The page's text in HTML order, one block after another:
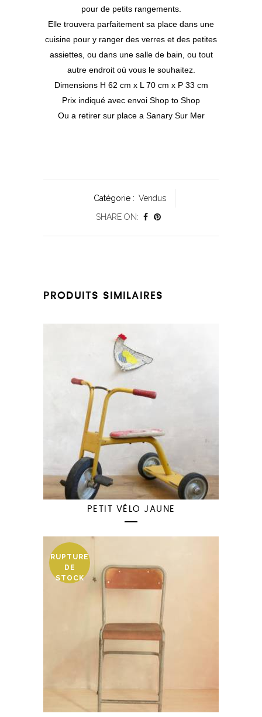
pour de petits rangements.
Elle trouvera parfaitement sa place dans une
cuisine pour y ranger des verres et des petites
assiettes, ou dans une salle de bain, ou tout
autre endroit où vous le souhaitez.
Dimensions H 62 cm x L 70 cm x P 33 cm
Prix indiqué avec envoi Shop to Shop
Ou a retirer sur place a Sanary Sur Mer
Catégorie : Vendus
SHARE ON:
PRODUITS SIMILAIRES
PETIT VÉLO JAUNE
RUPTURE
DE
STOCK